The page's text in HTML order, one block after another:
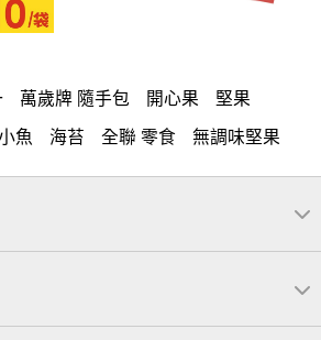
萬歲牌 隨手包 開心果 堅果
魚 海苔 全聯 零食 無調味堅果
全聯 禮盒 綜合纖果 堅穀力
甘栗 全聯 拜拜 萬歲牌 飲
荷卡 芋頭 三角壽司海苔